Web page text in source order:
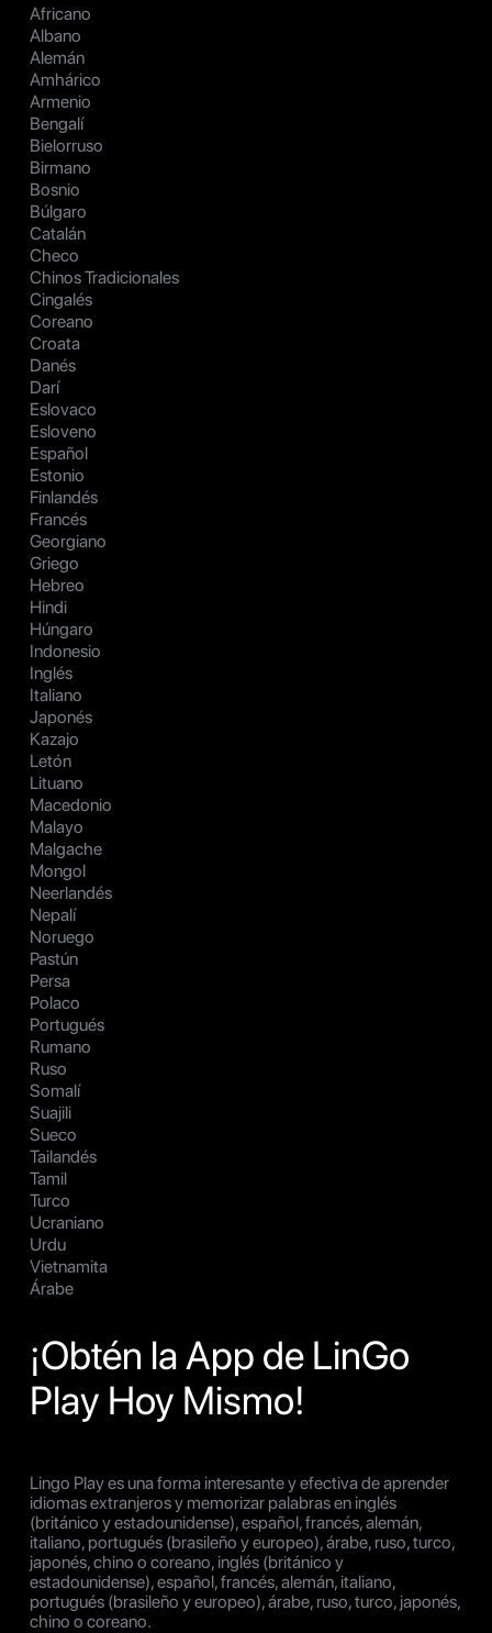
Africano
Albano
Alemán
Amhárico
Armenio
Bengalí
Bielorruso
Birmano
Bosnio
Búlgaro
Catalán
Checo
Chinos Tradicionales
Cingalés
Coreano
Croata
Danés
Darí
Eslovaco
Esloveno
Español
Estonio
Finlandés
Francés
Georgiano
Griego
Hebreo
Hindi
Húngaro
Indonesio
Inglés
Italiano
Japonés
Kazajo
Letón
Lituano
Macedonio
Malayo
Malgache
Mongol
Neerlandés
Nepalí
Noruego
Pastún
Persa
Polaco
Portugués
Rumano
Ruso
Somalí
Suajili
Sueco
Tailandés
Tamil
Turco
Ucraniano
Urdu
Vietnamita
Árabe
¡Obtén la App de LinGo
Play Hoy Mismo!
Lingo Play es una forma interesante y efectiva de aprender
idiomas extranjeros y memorizar palabras en inglés
(británico y estadounidense), español, francés, alemán,
italiano, portugués (brasileño y europeo), árabe, ruso, turco,
japonés, chino o coreano, inglés (británico y
estadounidense), español, francés, alemán, italiano,
portugués (brasileño y europeo), árabe, ruso, turco, japonés,
chino o coreano.